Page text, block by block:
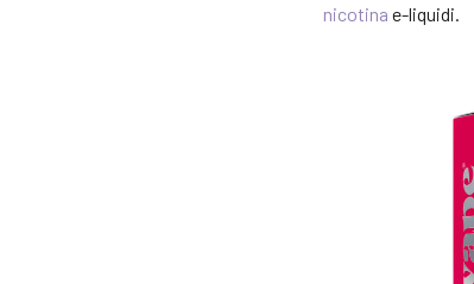
nicotina e-liquidi.